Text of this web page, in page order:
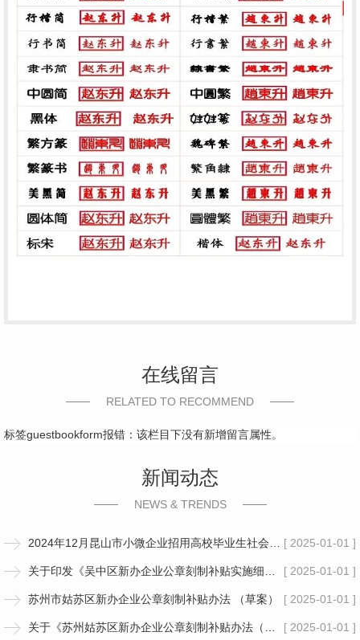
在线留言
RELATED TO RECOMMEND
标签guestbookform报错：该栏目下没有新增留言属性。
新闻动态
NEWS & TRENDS
[ 2025-01-01 ]
[ 2025-01-01 ]
[ 2025-01-01 ]
苏州市姑苏区新办企业公章刻制补贴办法 （草案）
[ 2025-01-01 ]